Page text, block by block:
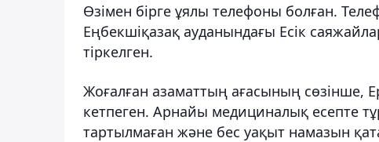
Өзімен бірге ұялы телефоны болған.
Еңбекшіқазақ ауданындағы Есік
тіркелген.
Жоғалған азаматтың ағасының сөзінше,
кетпеген. Арнайы медициналық есепте
тартылмаған және бес уақыт намазын